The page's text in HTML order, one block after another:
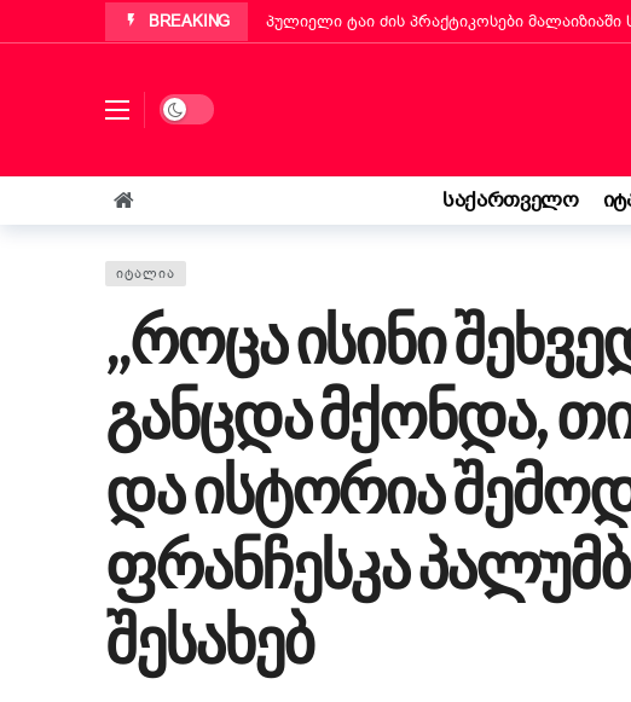
BREAKING
პუტინიანოს მერმა ქართველ ემიგრანტს
„ბეტა ჰოლდინგი“ EBIT 2026-ის მთავარი
ქართველმა ემიგრანტმა მოსწავლემ
რა უნდა იცოდეს „კოლფ-ბადანტემ“
„საფრანგეთმა სიცოცხლე მაჩუქა,
Dark mode
საქართველო
ᲘᲢᲐᲚᲘᲐ
„როცა ისინი
განცდა მქონდა,
და ისტორია
ფრანჩესკა
შესახებ